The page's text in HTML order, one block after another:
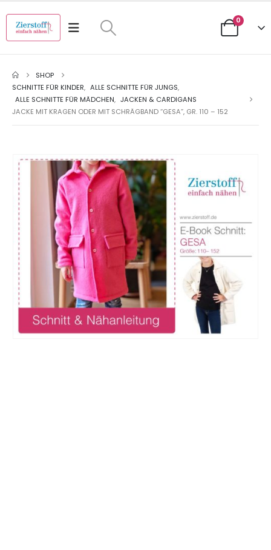
0
SHOP
SCHNITTE FÜR KINDER, ALLE SCHNITTE FÜR JUNGS,
ALLE SCHNITTE FÜR MÄDCHEN, JACKEN & CARDIGANS
JACKE MIT KRAGEN ODER MIT SCHRÄGBAND “GESA”, GR. 110 – 152